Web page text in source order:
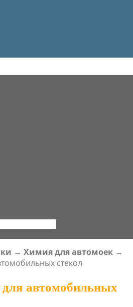
→ Химия для автомоек →
стекол
автомобильных